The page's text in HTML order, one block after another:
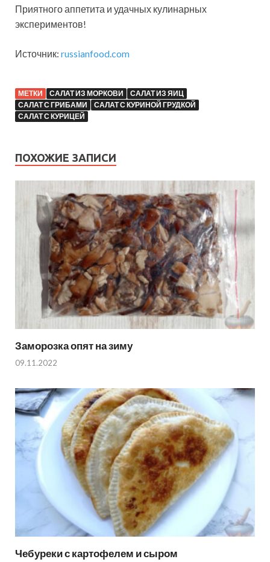
Приятного аппетита и удачных кулинарных
экспериментов!
Источник: russianfood.com
МЕТКИ САЛАТ ИЗ МОРКОВИ
САЛАТ ИЗ ЯИЦ
САЛАТ С ГРИБАМИ
САЛАТ С КУРИНОЙ ГРУДКОЙ
САЛАТ С КУРИЦЕЙ
ПОХОЖИЕ ЗАПИСИ
Заморозка опят на зиму
09.11.2022
Чебуреки с картофелем и сыром